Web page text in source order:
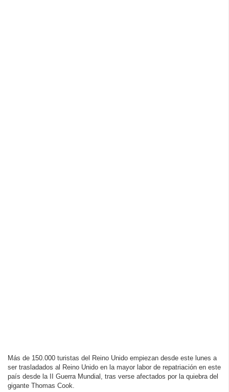
Más de 150.000 turistas del Reino Unido empiezan desde este lunes a
ser trasladados al Reino Unido en la mayor labor de repatriación en este
país desde la II Guerra Mundial, tras verse afectados por la quiebra del
gigante Thomas Cook.